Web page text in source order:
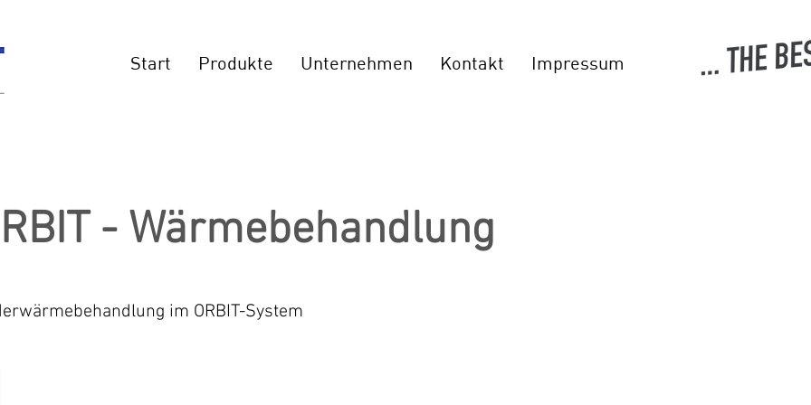
Start Produkte Unternehmen Kontakt Impressum
- Wärmebehandlung
im ORBIT-System